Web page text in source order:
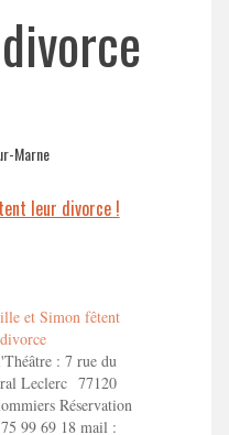
Marne
leur divorce !
et Simon fêtent
: 7 rue du
Leclerc 77120
Réservation
99 69 18 mail :